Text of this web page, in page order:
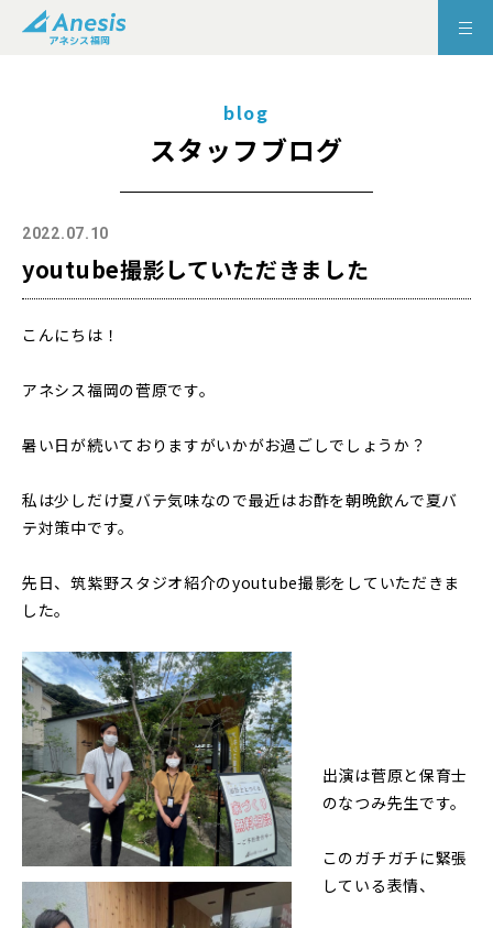
blog
スタッフブログ
2022.07.10
youtube撮影していただきました
こんにちは！
アネシス福岡の菅原です。
暑い日が続いておりますがいかがお過ごしでしょうか？
私は少しだけ夏バテ気味なので最近はお酢を朝晩飲んで夏バ
テ対策中です。
先日、筑紫野スタジオ紹介のyoutube撮影をしていただきま
した。
出演は菅原と保育士
のなつみ先生です。
このガチガチに緊張
している表情、